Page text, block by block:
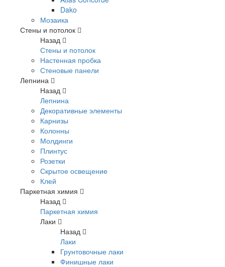
Dako
Мозаика
Стены и потолок
Назад
Стены и потолок
Настенная пробка
Стеновые панели
Лепнина
Назад
Лепнина
Декоративные элементы
Карнизы
Колонны
Молдинги
Плинтус
Розетки
Скрытое освещение
Клей
Паркетная химия
Назад
Паркетная химия
Лаки
Назад
Лаки
Грунтовочные лаки
Финишные лаки